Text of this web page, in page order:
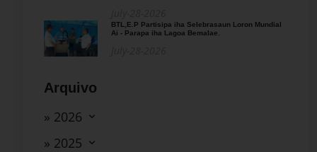
BTL,E.P Partisipa iha Selebrasaun Loron Mundial
Ai - Parapa iha Lagoa Bemalae.
Arquivo
» 2026
» 2025